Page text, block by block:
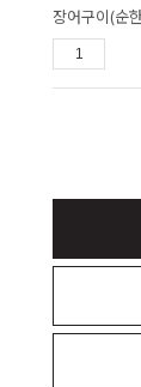
장어구이(순